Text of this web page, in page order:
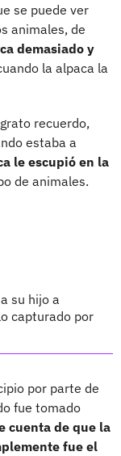
se puede ver
animales, de
demasiado y
la alpaca la
recuerdo,
estaba a
le escupió en la
de animales.
su hijo a
capturado por
por parte de
fue tomado
cuenta de que la
fue el